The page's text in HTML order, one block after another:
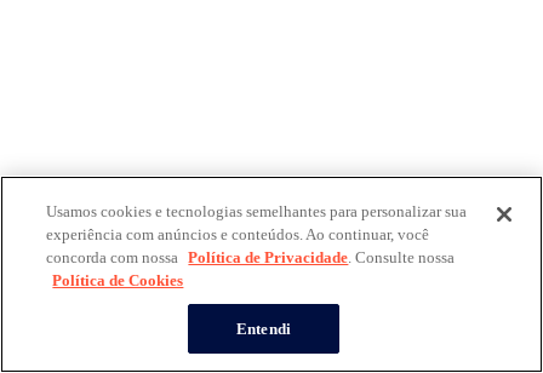
Usamos cookies e tecnologias semelhantes para personalizar sua
experiência com anúncios e conteúdos. Ao continuar, você
concorda com nossa Política de Privacidade. Consulte nossa
Política de Cookies
Entendi